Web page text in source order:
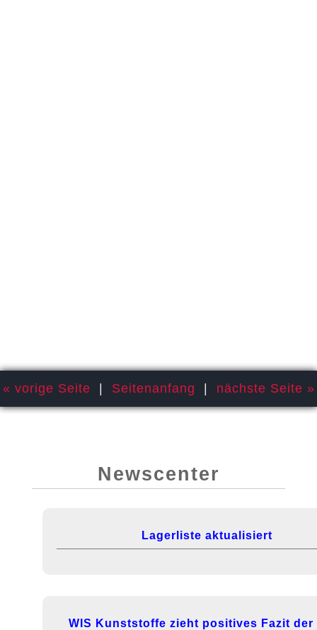
« vorige Seite Seitenanfang nächste Seite »
Newscenter
Lagerliste aktualisiert
WIS Kunststoffe zieht positives Fazit der